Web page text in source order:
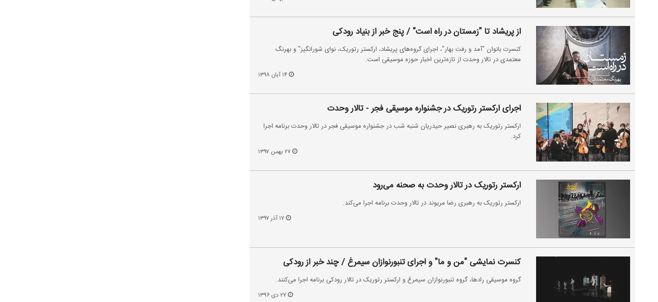
از پریشاد تا "زمستان در راه است" / پنج خبر از بنیاد رودکی
کنسرت بانوان "آمد و رفت بهار"، اجرای گروه‌های پریشاد، ارکستر رتوریک، نوای شورانگیز" و بهرنگ
معتمدی در تالار وحدت از تازه‌ترین اخبار حوزه موسیقی است.
۱۴ آبان ۱۳۹۸
اجرای ارکستر رتوریک در جشنواره موسیقی فجر - تالار وحدت
ارکستر رتوریک به رهبری نصیر حیدریان شنبه شب در جشنواره موسیقی فجر در تالار وحدت برنامه اجرا
کرد.
ارکستر رتوریک در تالار وحدت به صحنه می‌رود
ارکستر رتوریک به رهبری رضا مریوند در تالار وحدت برنامه اجرا می‌کند.
کنسرت نمایشی "من و ما" و اجرای تنبورنوازان سیمرغ / چند خبر از رودکی
گروه موسیقی رادها، گروه تنبورنوازان سیمرغ و ارکستر رتوریک در تالار رودکی برنامه اجرا می‌کنند.